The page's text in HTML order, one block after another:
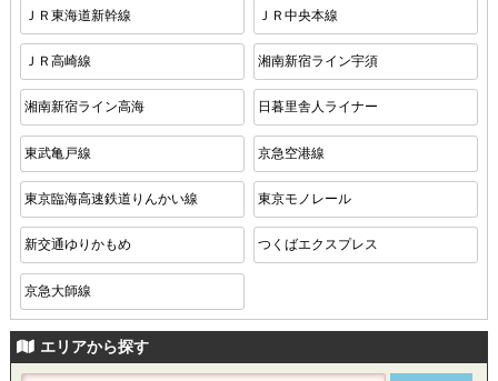
ＪＲ東海道新幹線 ＪＲ中央本線
ＪＲ高崎線 湘南新宿ライン宇須
湘南新宿ライン高海 日暮里舎人ライナー
東武亀戸線 京急空港線
東京臨海高速鉄道りんかい線 東京モノレール
新交通ゆりかもめ つくばエクスプレス
京急大師線
エリアから探す